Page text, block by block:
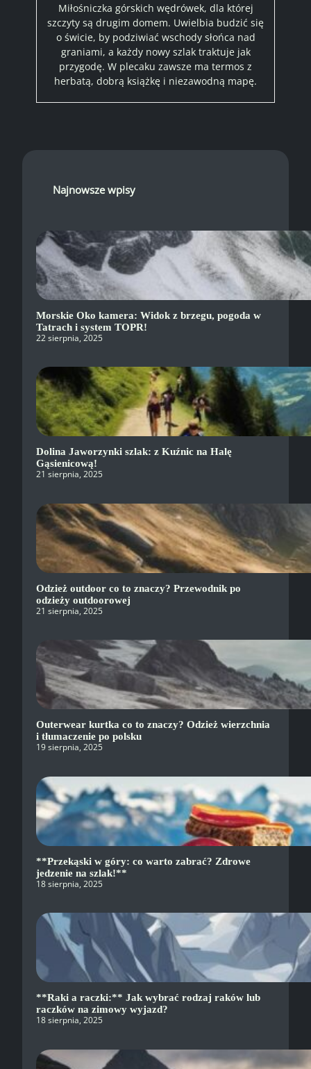
Miłośniczka górskich wędrówek, dla której
szczyty są drugim domem. Uwielbia budzić się
o świcie, by podziwiać wschody słońca nad
graniami, a każdy nowy szlak traktuje jak
przygodę. W plecaku zawsze ma termos z
herbatą, dobrą książkę i niezawodną mapę.
Najnowsze wpisy
Morskie Oko kamera: Widok z brzegu, pogoda w
Tatrach i system TOPR!
22 sierpnia, 2025
Dolina Jaworzynki szlak: z Kuźnic na Halę
Gąsienicową!
21 sierpnia, 2025
Odzież outdoor co to znaczy? Przewodnik po
odzieży outdoorowej
21 sierpnia, 2025
Outerwear kurtka co to znaczy? Odzież wierzchnia
i tłumaczenie po polsku
19 sierpnia, 2025
**Przekąski w góry: co warto zabrać? Zdrowe
jedzenie na szlak!**
18 sierpnia, 2025
**Raki a raczki:** Jak wybrać rodzaj raków lub
raczków na zimowy wyjazd?
18 sierpnia, 2025